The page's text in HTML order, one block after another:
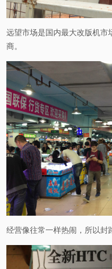
远望市场是国内最大改版机市
商。
经营像往常一样热闹，所以封